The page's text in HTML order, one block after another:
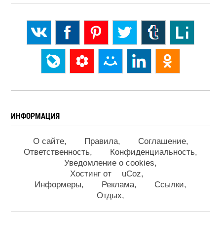
ИНФОРМАЦИЯ
О сайте Правила
Соглашение
Ответственность
Конфиденциальность
Уведомление о cookies
Хостинг от
uCoz
Информеры
Реклама
Ссылки
Отдых